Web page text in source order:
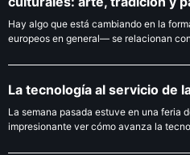
Hay algo que está cambiando en la
europeos en general— se relacionan con
La tecnología al servicio de
La semana pasada estuve en una feria
impresionante ver cómo avanza la